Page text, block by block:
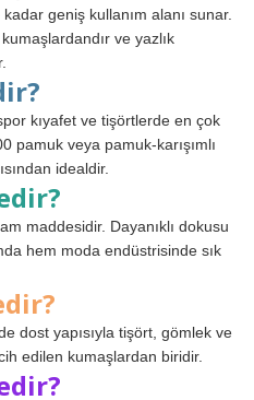
geniş kullanım alanı sunar.
ve yazlık
kıyafet ve tişörtlerde en çok
pamuk veya pamuk-karışımlı
idealdir.
maddesidir. Dayanıklı dokusu
hem moda endüstrisinde sık
dost yapısıyla tişört, gömlek ve
edilen kumaşlardan biridir.